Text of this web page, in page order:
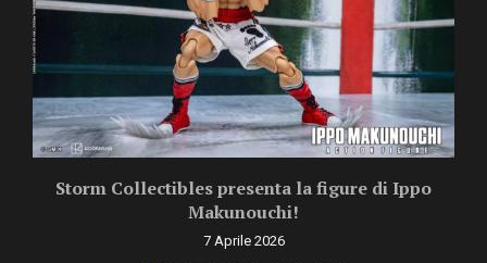
Storm Collectibles presenta la figure di Ippo
Makunouchi!
7 Aprile 2026